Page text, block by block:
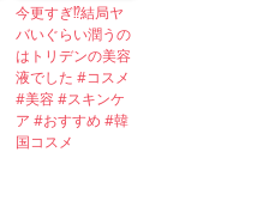
今更すぎ⁉︎結局ヤ
バいぐらい潤うの
はトリデンの美容
液でした #コスメ
#美容 #スキンケ
ア #おすすめ #韓
国コスメ